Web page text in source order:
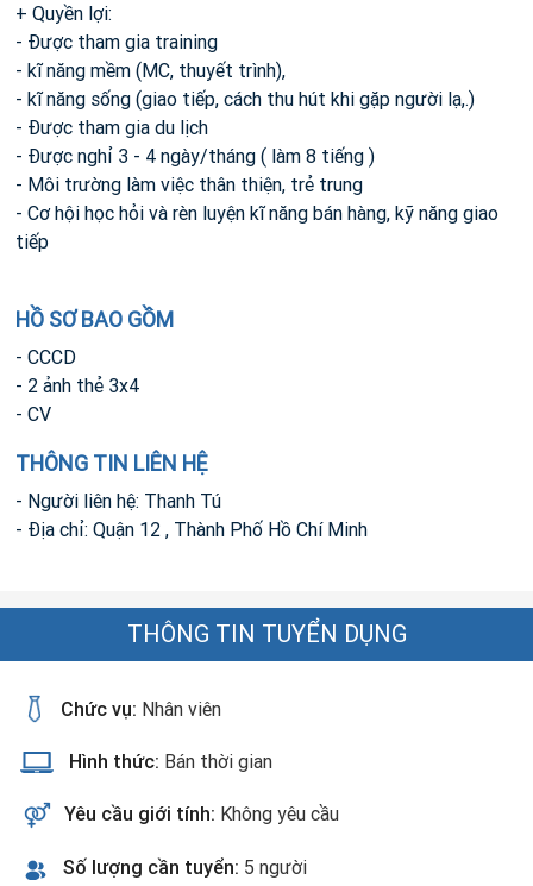
+ Quyền lợi:
- Được tham gia training
- kĩ năng mềm (MC, thuyết trình),
- kĩ năng sống (giao tiếp, cách thu hút khi gặp người lạ,.)
- Được tham gia du lịch
- Được nghỉ 3 - 4 ngày/tháng ( làm 8 tiếng )
- Môi trường làm việc thân thiện, trẻ trung
- Cơ hội học hỏi và rèn luyện kĩ năng bán hàng, kỹ năng giao
tiếp
HỒ SƠ BAO GỒM
- CCCD
- 2 ảnh thẻ 3x4
- CV
THÔNG TIN LIÊN HỆ
- Người liên hệ: Thanh Tú
- Địa chỉ: Quận 12 , Thành Phố Hồ Chí Minh
THÔNG TIN TUYỂN DỤNG
Chức vụ: Nhân viên
Hình thức: Bán thời gian
Yêu cầu giới tính: Không yêu cầu
Số lượng cần tuyển: 5 người